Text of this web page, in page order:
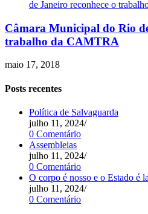
Câmara Municipal do Rio
trabalho da CAMTRA
maio 17, 2018
Posts recentes
Política de Salvaguarda
julho 11, 2024/
0 Comentário
Assembleias
julho 11, 2024/
0 Comentário
O corpo é nosso e o Estado é
julho 11, 2024/
0 Comentário